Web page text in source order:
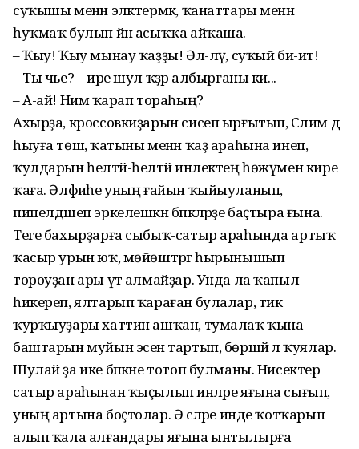
суҡышы менән эләктермәк, ҡанаттары менән
һуҡмаҡ булып йән асыҡҡа айҡаша.
– Ҡыу! Ҡыу мынау ҡаҙҙы! Әл-ләү, суҡый би-ит!
– Ты чье? – ире шул ҡәҙәр албырғаны ки...
– А-ай! Нимә ҡарап тораһың?
Ахырҙа, кроссовкиҙарын сисеп ырғытып, Сәлим дә
һыуға төшә, ҡатыны менән ҡаҙ араһына инеп,
ҡулдарын һелтәй-һелтәй инәлектең һөжүмен кире
ҡаға. Әлфиәһе уның ғайын ҡыйыуланып,
пипелдәшеп эркелешкән бәпкәләрҙе баҫтыра ғына.
Теге бахырҙарға сыбыҡ-сатыр араһында артыҡ
ҡасыр урын юҡ, мөйөштәргә һырынышып
тороуҙан ары үтә алмайҙар. Унда ла ҡапыл
һикереп, ялтарып ҡараған булалар, тик
ҡурҡыуҙары хаттин ашҡан, тумалаҡ ҡына
баштарын муйын эсенә тартып, бөршәйә лә ҡуялар.
Шулай ҙа ике бәпкәне тотоп булманы. Нисектер
сатыр араһынан ҡыҫылып инәләре яғына сығып,
уның артына боҫтолар. Ә әсәләре инде ҡотҡарып
алып ҡала алғандары яғына ынтылырға